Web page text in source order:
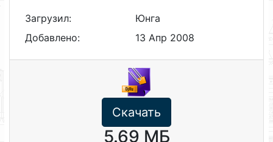
Загрузил:
Юнга
Добавлено:
13 Апр 2008
Скачать
5.69 МБ